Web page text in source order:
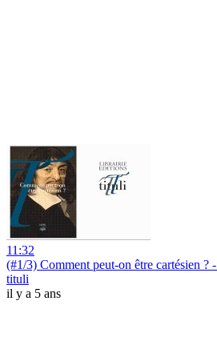
11:32
(#1/3) Comment peut-on être cartésien ?
tituli
il y a 5 ans